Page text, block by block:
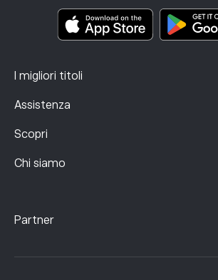
I migliori titoli
Assistenza
Scopri
Chi siamo
Dati sui reclami (clienti FCA)
Partner